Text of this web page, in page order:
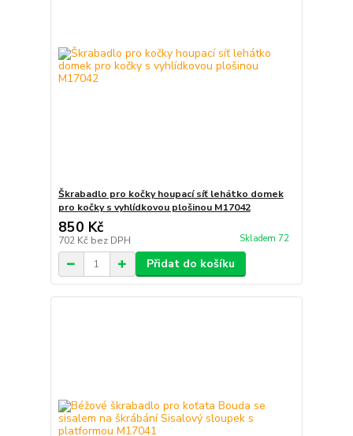
Škrabadlo pro kočky houpací síť lehátko domek
pro kočky s vyhlídkovou plošinou M17042
850 Kč
702 Kč bez DPH Skladem 72
Přidat do košíku